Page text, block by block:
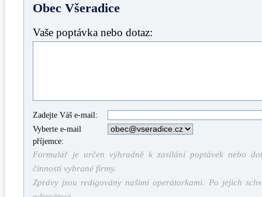
Obec Všeradice
Vaše poptávka nebo dotaz:
Zadejte Váš e-mail:
Vyberte e-mail
příjemce:
Formulář je určen výhradně k zasílání poptávek nebo
činností vybrané firmy.
Zprávy jsou redigovány našimi operátorkami. Po jejich